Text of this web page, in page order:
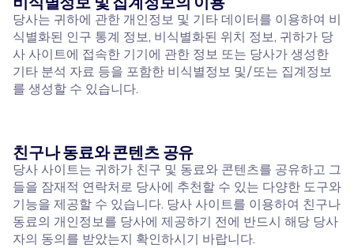
당사는 귀하에 관한 개인정보 및 기타 데이터를 이용하여 비
식별화된 인구 통계 정보, 비식별화된 위치 정보, 귀하가 당
사 사이트에 접속한 기기에 관한 정보 또는 당사가 생성한
기타 분석 자료 등을 포함한 비식별정보 및/또는 집계정보
를 생성할 수 있습니다.
친구나 동료와 콘텐츠 공유
당사 사이트는 귀하가 친구 및 동료와 콘텐츠를 공유하고 그
들을 잠재적 연락처로 당사에 추천할 수 있는 다양한 도구와
기능을 제공할 수 있습니다. 당사 사이트를 이용하여 친구나
동료의 개인정보를 당사에 제공하기 전에 반드시 해당 당사
자의 동의를 받았는지 확인하시기 바랍니다.